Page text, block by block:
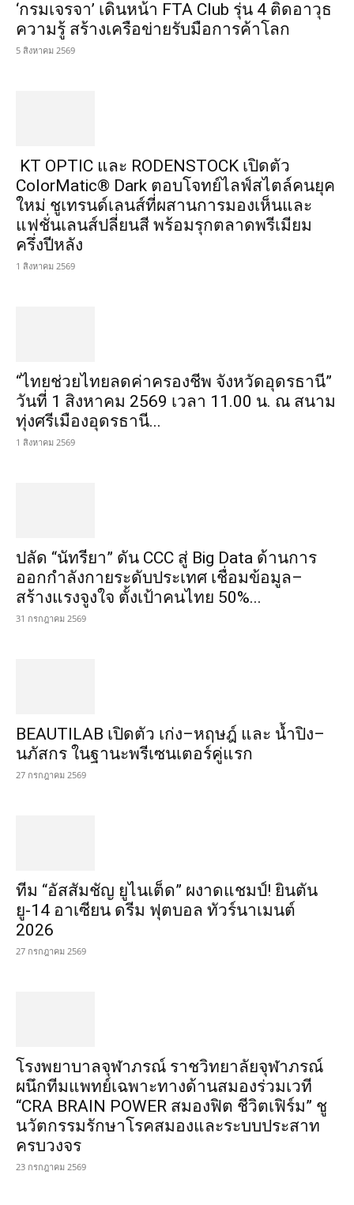
‘กรมเจรจา’ เดินหน้า FTA Club รุ่น 4 ติดอาวุธ
ความรู้ สร้างเครือข่ายรับมือการค้าโลก
5 สิงหาคม 2569
KT OPTIC และ RODENSTOCK เปิดตัว
ColorMatic® Dark ตอบโจทย์ไลฟ์สไตล์คนยุค
ใหม่ ชูเทรนด์เลนส์ที่ผสานการมองเห็นและ
แฟชั่นเลนส์ปลี่ยนสี พร้อมรุกตลาดพรีเมียม
ครึ่งปีหลัง
1 สิงหาคม 2569
“ไทยช่วยไทยลดค่าครองชีพ จังหวัดอุดรธานี”
วันที่ 1 สิงหาคม 2569 เวลา 11.00 น. ณ สนาม
ทุ่งศรีเมืองอุดรธานี...
1 สิงหาคม 2569
ปลัด “นัทรียา” ดัน CCC สู่ Big Data ด้านการ
ออกกำลังกายระดับประเทศ เชื่อมข้อมูล–
สร้างแรงจูงใจ ตั้งเป้าคนไทย 50%...
31 กรกฎาคม 2569
BEAUTILAB เปิดตัว เก่ง–หฤษฎ์ และ น้ำปิง–
นภัสกร ในฐานะพรีเซนเตอร์คู่แรก
27 กรกฎาคม 2569
ทีม “อัสสัมชัญ ยูไนเต็ด” ผงาดแชมป์! ยินตัน
ยู-14 อาเซียน ดรีม ฟุตบอล ทัวร์นาเมนต์
2026
27 กรกฎาคม 2569
โรงพยาบาลจุฬาภรณ์ ราชวิทยาลัยจุฬาภรณ์
ผนึกทีมแพทย์เฉพาะทางด้านสมองร่วมเวที
“CRA BRAIN POWER สมองฟิต ชีวิตเฟิร์ม” ชู
นวัตกรรมรักษาโรคสมองและระบบประสาท
ครบวงจร
23 กรกฎาคม 2569